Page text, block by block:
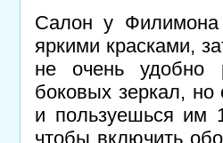
Салон у Филимона
яркими красками,
не очень удобно
боковых зеркал,
и пользуешься им
чтобы включить